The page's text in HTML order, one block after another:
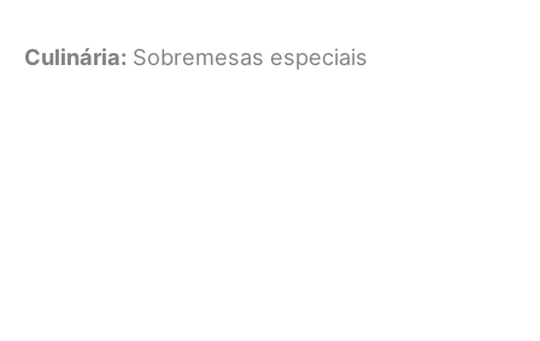
Culinária: Sobremesas especiais